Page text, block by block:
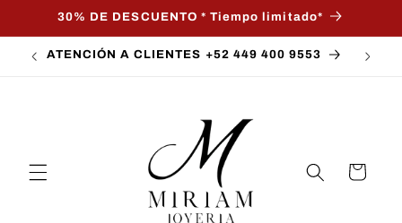
directamente
al contenido
30% DE DESCUENTO * Tiempo limitado*
ATENCIÓN A CLIENTES +52 449 400 9553
Carrito